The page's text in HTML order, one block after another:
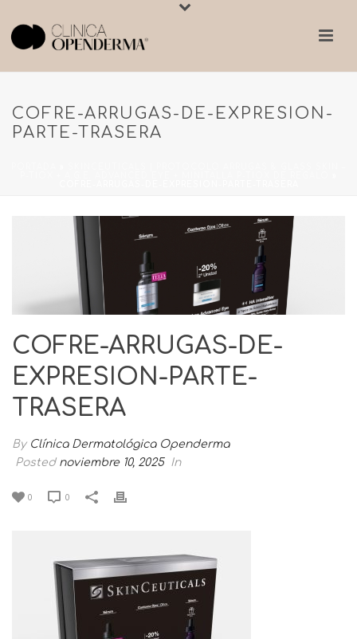
COFRE-ARRUGAS-DE-EXPRESION-
PARTE-TRASERA
COFRE-ARRUGAS-DE-
EXPRESION-PARTE-
TRASERA
By Clínica Dermatológica Openderma
Posted noviembre 10, 2025 In
0 0